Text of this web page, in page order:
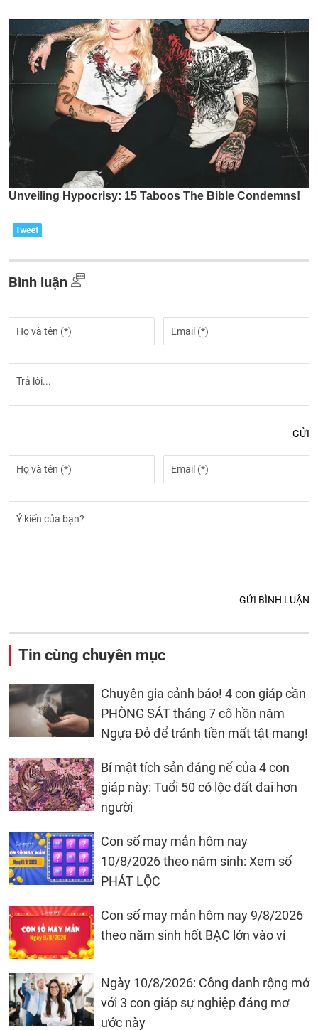
Bình luận
GỬI
GỬI BÌNH LUẬN
Tin cùng chuyên mục
Chuyên gia cảnh báo! 4 con giáp cần
PHÒNG SÁT tháng 7 cô hồn năm
Ngựa Đỏ để tránh tiền mất tật mang!
Bí mật tích sản đáng nể của 4 con
giáp này: Tuổi 50 có lộc đất đai hơn
người
Con số may mắn hôm nay
10/8/2026 theo năm sinh: Xem số
PHÁT LỘC
Con số may mắn hôm nay 9/8/2026
theo năm sinh hốt BẠC lớn vào ví
Ngày 10/8/2026: Công danh rộng mở
với 3 con giáp sự nghiệp đáng mơ
ước này